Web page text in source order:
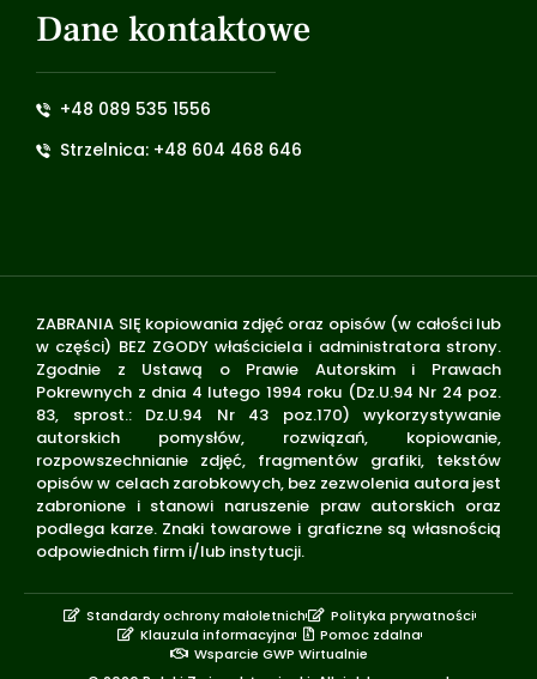
Dane kontaktowe
+48 089 535 1556
Strzelnica: +48 604 468 646
ZABRANIA SIĘ kopiowania zdjęć oraz opisów (w całości lub
w części) BEZ ZGODY właściciela i administratora strony.
Zgodnie z Ustawą o Prawie Autorskim i Prawach
Pokrewnych z dnia 4 lutego 1994 roku (Dz.U.94 Nr 24 poz.
83, sprost.: Dz.U.94 Nr 43 poz.170) wykorzystywanie
autorskich pomysłów, rozwiązań, kopiowanie,
rozpowszechnianie zdjęć, fragmentów grafiki, tekstów
opisów w celach zarobkowych, bez zezwolenia autora jest
zabronione i stanowi naruszenie praw autorskich oraz
podlega karze. Znaki towarowe i graficzne są własnością
odpowiednich firm i/lub instytucji.
Standardy ochrony małoletnich
Polityka prywatności
Klauzula informacyjna
Pomoc zdalna
Wsparcie GWP Wirtualnie